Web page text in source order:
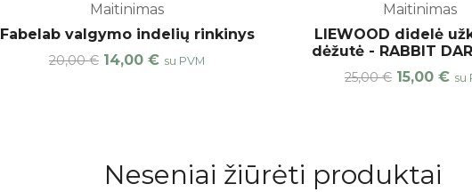
Maitinimas
Fabelab valgymo indelių rinkinys
20,00€ 14,00 € su PVM
Maitinimas
LIEWOOD didelė
dėžutė - RABBIT
25,00€ 15,00 € su
Neseniai žiūrėti produktai